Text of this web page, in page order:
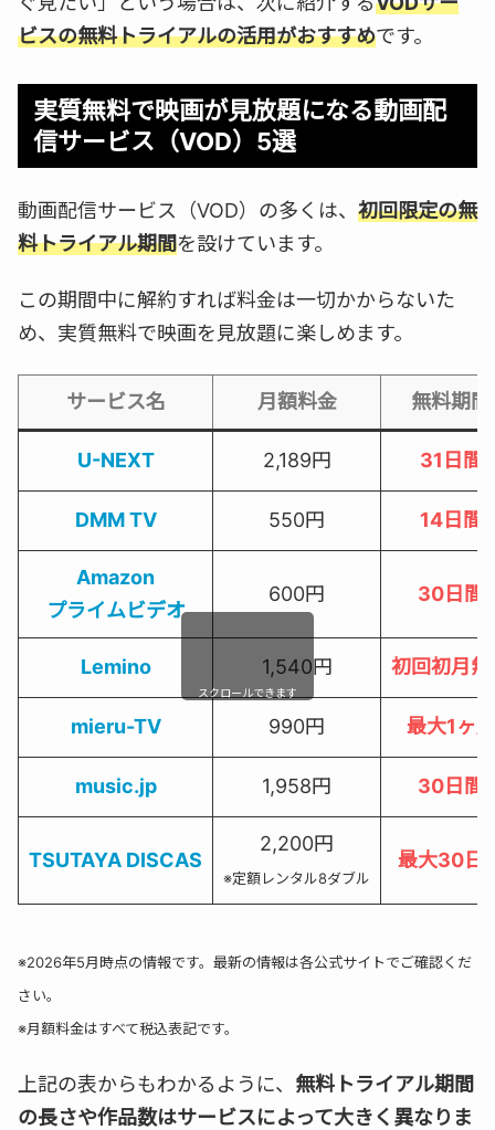
ビスの無料トライアルの活用がおすすめです。
実質無料で映画が見放題になる動画配
信サービス（VOD）5選
動画配信サービス（VOD）の多くは、 初回限定の無
料トライアル期間を設けています。
この期間中に解約すれば料金は一切かからないた
め、実質無料で映画を見放題に楽しめます。
サービス名 月額料金 無料期間
U-NEXT 2,189円 31日間
DMM TV 550円 14日間
Amazon
プライムビデオ
600円 30日間
Lemino 1,540円 初回初月無
mieru-TV 990円 最大1ヶ月
music.jp 1,958円 30日間
TSUTAYA DISCAS
2,200円
※定額レンタル8ダブル
最大30日
スクロールできます
※2026年5月時点の情報です。最新の情報は各公式サイトでご確認くだ
さい。
※月額料金はすべて税込表記です。
上記の表からもわかるように、 無料トライアル期間
の長さや作品数はサービスによって大きく異なりま